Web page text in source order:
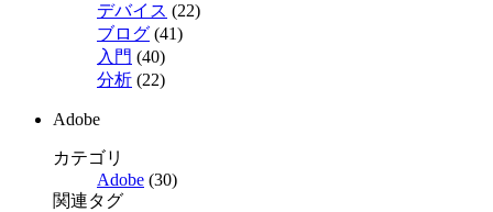
デバイス (22)
ブログ (41)
入門 (40)
分析 (22)
Adobe
カテゴリ
Adobe (30)
関連タグ